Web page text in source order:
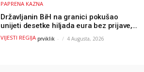
PAPRENA KAZNA
Državljanin BiH na granici pokušao
unijeti desetke hiljada eura bez prijave,
uslijedila “paprena” kazna
VIJESTI REGIJA prviklik - 4 Augusta, 2026